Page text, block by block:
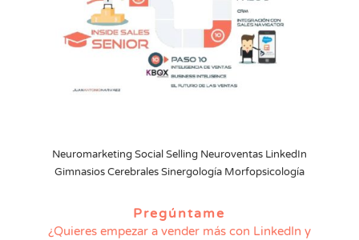
Neuromarketing Social Selling Neuroventas LinkedIn
Gimnasios Cerebrales Sinergología Morfopsicología
Pregúntame
¿Quieres empezar a vender más con LinkedIn y